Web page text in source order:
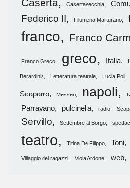
Caserta Casertavecchia
Federico II Filumena Marturano
franco Franco
Franco Greco greco Italia
Berardinis Letteratura teatrale Lucia Poli
Scaparro Messeri napoli
Parravano pulcinella radio
Servillo Settembre al Borgo
teatro Titina De Filippo Toni
Villaggio dei ragazzi Viola Ardone web